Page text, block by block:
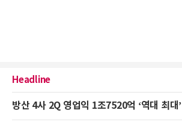
Headline
방산 4사 2Q 영업익 1조7520억 ‘역대 최대’